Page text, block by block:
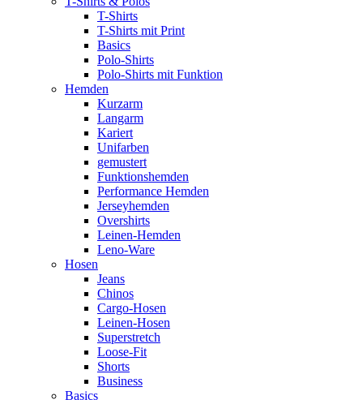
T-Shirts
T-Shirts mit Print
Basics
Polo-Shirts
Polo-Shirts mit Funktion
Hemden
Kurzarm
Langarm
Kariert
Unifarben
gemustert
Funktionshemden
Performance Hemden
Jerseyhemden
Overshirts
Leinen-Hemden
Leno-Ware
Hosen
Jeans
Chinos
Cargo-Hosen
Leinen-Hosen
Superstretch
Loose-Fit
Shorts
Business
Basics